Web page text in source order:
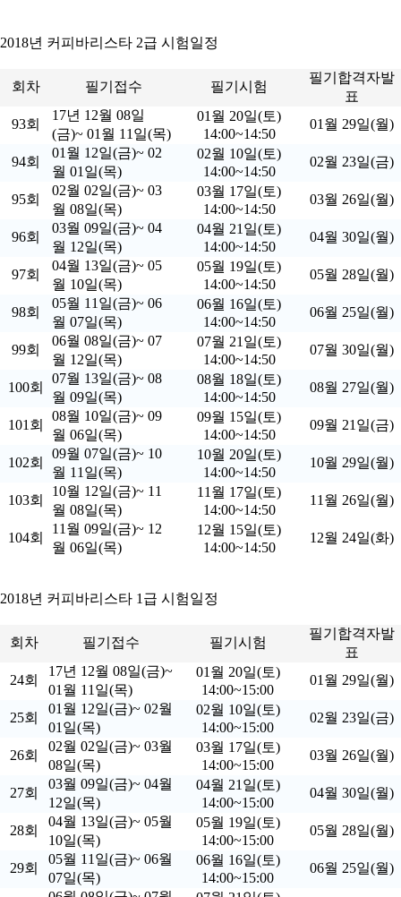
2018년 커피바리스타 2급 시험일정
회차 필기접수 필기시험
필기합격자발
표
93회
17년 12월 08일
(금)~ 01월 11일(목)
01월 20일(토)
14:00~14:50
01월 29일(월)
94회
01월 12일(금)~ 02
월 01일(목)
02월 10일(토)
14:00~14:50
02월 23일(금)
95회
02월 02일(금)~ 03
월 08일(목)
03월 17일(토)
14:00~14:50
03월 26일(월)
96회
03월 09일(금)~ 04
월 12일(목)
04월 21일(토)
14:00~14:50
04월 30일(월)
97회
04월 13일(금)~ 05
월 10일(목)
05월 19일(토)
14:00~14:50
05월 28일(월)
98회
05월 11일(금)~ 06
월 07일(목)
06월 16일(토)
14:00~14:50
06월 25일(월)
99회
06월 08일(금)~ 07
월 12일(목)
07월 21일(토)
14:00~14:50
07월 30일(월)
100회
07월 13일(금)~ 08
월 09일(목)
08월 18일(토)
14:00~14:50
08월 27일(월)
101회
08월 10일(금)~ 09
월 06일(목)
09월 15일(토)
14:00~14:50
09월 21일(금)
102회
09월 07일(금)~ 10
월 11일(목)
10월 20일(토)
14:00~14:50
10월 29일(월)
103회
10월 12일(금)~ 11
월 08일(목)
11월 17일(토)
14:00~14:50
11월 26일(월)
104회
11월 09일(금)~ 12
월 06일(목)
12월 15일(토)
14:00~14:50
12월 24일(화)
2018년 커피바리스타 1급 시험일정
회차 필기접수 필기시험
필기합격자발
표
24회
17년 12월 08일(금)~
01월 11일(목)
01월 20일(토)
14:00~15:00
01월 29일(월)
25회
01월 12일(금)~ 02월
01일(목)
02월 10일(토)
14:00~15:00
02월 23일(금)
26회
02월 02일(금)~ 03월
08일(목)
03월 17일(토)
14:00~15:00
03월 26일(월)
27회
03월 09일(금)~ 04월
12일(목)
04월 21일(토)
14:00~15:00
04월 30일(월)
28회
04월 13일(금)~ 05월
10일(목)
05월 19일(토)
14:00~15:00
05월 28일(월)
29회
05월 11일(금)~ 06월
07일(목)
06월 16일(토)
14:00~15:00
06월 25일(월)